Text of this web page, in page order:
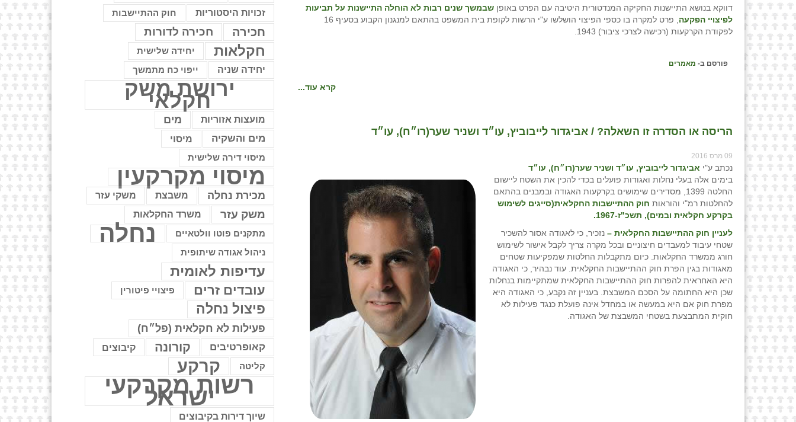
דווקא בנושא התיישנות החקיקה המנדטורית היטיבה עם הפרט באופן שבמשך שנים רבות לא הוחלה התיישנות על תביעות
לפיצויי הפקעה
, פרט למקרה בו כספי הפיצוי הושלשו ע"י הרשות לקופת בית המשפט בהתאם למנגנון הקבוע בסעיף 16
לפקודת הקרקעות (רכישה לצרכי ציבור) 1943.
פורסם ב- מאמרים
קרא עוד...
הריסה או הסדרה זו השאלה? / אביגדור לייבוביץ, עו״ד ושניר שער(רו״ח), עו״ד
09 מרס 2016
נכתב ע"י אביגדור לייבוביץ, עו״ד ושניר שער(רו״ח), עו״ד
בימים אלה בעלי נחלות ואגודות פועלים בכדי להכין את השטח ליישום
החלטה 1399, מסדירים שימושים בקרקעות האגודה ובמבנים בהתאם
להחלטות רמ"י והוראות חוק ההתיישבות החקלאית(סייגים לשימוש
בקרקע חקלאית ובמים), תשכ"ז-1967.
לעניין חוק ההתיישבות החקלאית – נזכיר, כי לאגודה אסור להשכיר
שטחי עיבוד למעבדים חיצוניים ובכל מקרה צריך לקבל אישור לשימוש
חורג ממשרד החקלאות. כיום מתקבלות החלטות שמפקיעות שטחים
מאגודות בגין הפרת חוק ההתיישבות החקלאית. עוד נבהיר, כי האגודה
היא האחראית להפרות חוק ההתיישבות החקלאית שמתקיימות בנחלות
שכן היא החתומה על הסכם המשבצת. בעניין זה נקבע, כי האגודה היא
מפרת חוק אם היא במעשה או במחדל אינה פועלת כנגד פעילות לא
חוקית המתבצעת בשטחי המשבצת של האגודה.
זכויות היסטוריות חוק ההתיישבות
חכירה חכירה לדורות
חקלאות
יחידה שלישית
יחידה שניה
ייפוי כח מתמשך
ירושת משק
חקלאי
מועצות אזוריות מים
מים והשקיה מיסוי
מיסוי דירה שלישית
מיסוי מקרקעין
מכירת נחלה משבצת משקי עזר
משק עזר משרד החקלאות
מתקנים פוטו וולטאיים נחלה
ניהול אגודה שיתופית
עדיפות לאומית
עובדים זרים פיצויי פיטורין
פיצול נחלה
פעילות לא חקלאית (פל״ח)
קאופרטיבים קורונה קיבוצים
קליטה קרקע
רשות מקרקעי
ישראל
שיוך דירות בקיבוצים